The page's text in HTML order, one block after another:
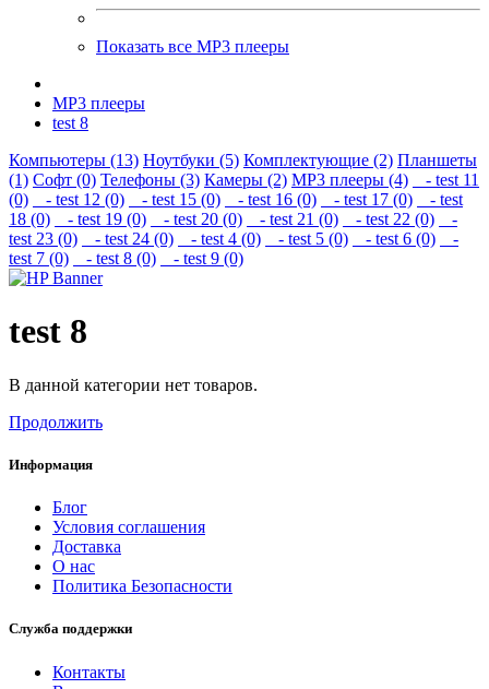
Показать все MP3 плееры
MP3 плееры
test 8
Компьютеры (13) Ноутбуки (5) Комплектующие (2) Планшеты
(1) Софт (0) Телефоны (3) Камеры (2) MP3 плееры (4)
- test 11
(0)
- test 12 (0) - test 15 (0) - test 16 (0) - test 17 (0)
- test
18 (0)
- test 19 (0) - test 20 (0) - test 21 (0) - test 22 (0)
-
test 23 (0)
- test 24 (0) - test 4 (0) - test 5 (0) - test 6 (0)
-
test 7 (0)
- test 8 (0) - test 9 (0)
test 8
В данной категории нет товаров.
Продолжить
Информация
Блог
Условия соглашения
Доставка
О нас
Политика Безопасности
Служба поддержки
Контакты